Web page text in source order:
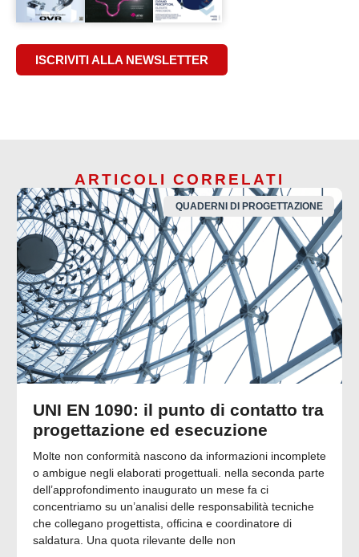
ISCRIVITI ALLA NEWSLETTER
ARTICOLI CORRELATI
QUADERNI DI PROGETTAZIONE
UNI EN 1090: il punto di contatto tra
progettazione ed esecuzione
Molte non conformità nascono da informazioni incomplete
o ambigue negli elaborati progettuali. nella seconda parte
dell’approfondimento inaugurato un mese fa ci
concentriamo su un’analisi delle responsabilità tecniche
che collegano progettista, officina e coordinatore di
saldatura. Una quota rilevante delle non